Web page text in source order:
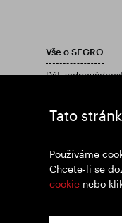
Tato
Používáme
Chcete-li se
cookienebo
Vše o SEGRO
Dát
Postřehy
© SEGRO 2022